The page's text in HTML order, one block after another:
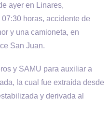
ayer en Linares,
horas, accidente de
y una camioneta, en
San Juan.
y SAMU para auxiliar a
la cual fue extraída desde
y derivada al